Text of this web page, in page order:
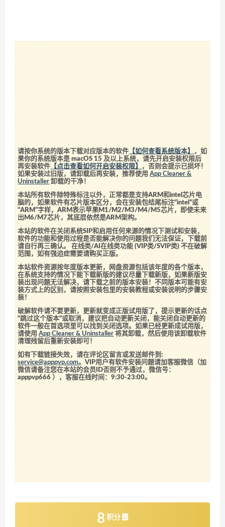
请按你系统的版本下载对应版本的软件 【如何查看系统版本】
，如
果你的系统版本是 macOS 15 及以上系统，请先开启安装权限后
再安装软件 【点击查看如何开启安装权限】
，否则会提示已损坏！
如果安装过旧版，请卸载后再安装，推荐使用App Cleaner &
Uninstaller 卸载的干净！
本站所有软件除特殊标注以外，正常都是支持ARM和intel芯片电
脑的，如果软件有芯片版本区分，会在安装包结尾标注“intel”或
“ARM”字样，ARM表示苹果M1/M2/M3/M4/M5芯片，即使未来
出M6/M7芯片，其底层依然是ARM架构。
本站的软件在关闭系统SIP和启用任何来源的情况下测试和安装，
软件的功能和使用过程是否能解决你的问题我们无法保证，下载前
请自行再三确认。 在线类/AI在线类功能 (VIP类/SVIP类) 不在破解
范围，如有强迫症需要请购买正版。
本站软件资源按年度版本更新，网盘资源包括该年度的各个版本，
在系统支持的情况下能下载新版的建议尽量下载新版，如果新版安
装出现问题无法解决，请下载之前的版本安装！不同版本可能有安
装方式上的区别，请按照安装包里的安装教程或安装说明的步骤安
装！
破解软件请不要更新，更新就变成正版试用版了，提示更新的话点
“跳过这个版本”或取消，建议把自动更新关闭，能关闭自动更新的
软件一般在首选项里可以找到关闭选项。如果已经更新成试用版，
请使用App Cleaner & Uninstaller 将其卸载，然后使用该卸载软件
清理残留后重新安装即可！
如有下载链接失效，请在评论区留言或发送邮件到:
service@apppvp.com。VIP用户有软件安装问题请加客服微信（加
微信请备注您在本站的会员ID否则不予通过，微信号：
apppvp666 ），客服在线时间：9:30-23:00。
8 积分